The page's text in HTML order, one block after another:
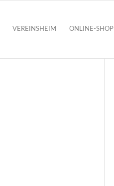
VEREINSHEIM ONLINE-SHOP